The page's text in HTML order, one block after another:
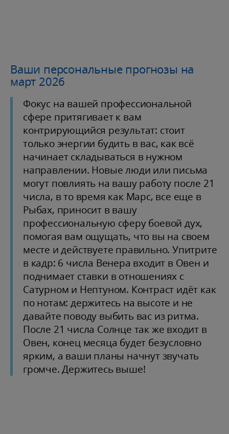
Ваши персональные прогнозы на
март 2026
Фокус на вашей профессиональной
сфере притягивает к вам
контрирующийся результат: стоит
только энергии будить в вас, как всё
начинает складываться в нужном
направлении. Новые люди или письма
могут повлиять на вашу работу после 21
числа, в то время как Марс, все еще в
Рыбах, приносит в вашу
профессиональную сферу боевой дух,
помогая вам ощущать, что вы на своем
месте и действуете правильно. Упитрите
в кадр: 6 числа Венера входит в Овен и
поднимает ставки в отношениях с
Сатурном и Нептуном. Контраст идёт как
по нотам: держитесь на высоте и не
давайте поводу выбить вас из ритма.
После 21 числа Солнце так же входит в
Овен, конец месяца будет безусловно
ярким, а ваши планы начнут звучать
громче. Держитесь выше!